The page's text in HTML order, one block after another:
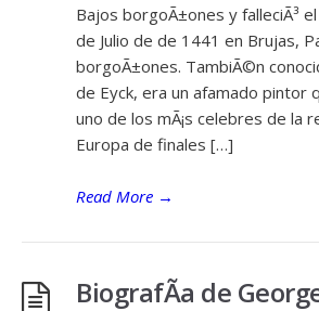
Bajos borgoÃ±ones y falleciÃ³
de Julio de de 1441 en Brujas,
borgoÃ±ones. TambiÃ©n
de Eyck, era un afamado pintor
uno de los mÃ¡s celebres de la
Europa de finales […]
Read More →
BiografÃ­a de